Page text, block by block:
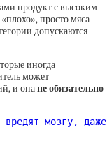
продукт с высоким
просто мяса
допускаются
иногда
может
и онане обязательно
мозгу, даже